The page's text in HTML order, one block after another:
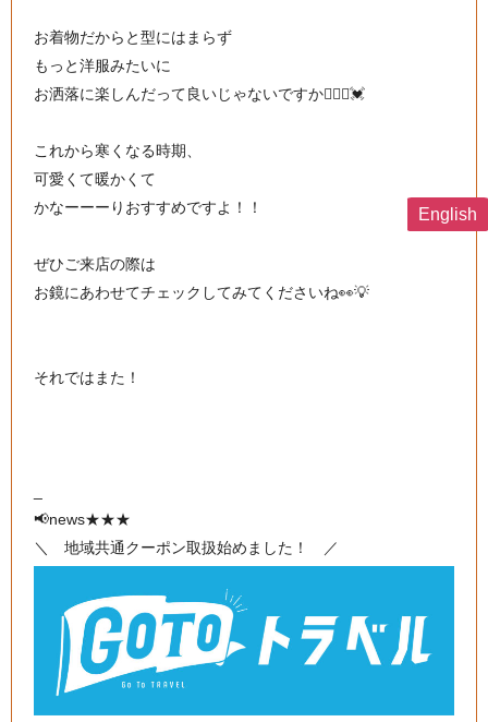
お着物だからと型にはまらず
もっと洋服みたいに
お洒落に楽しんだって良いじゃないですか🙆🏻‍♀️💓
これから寒くなる時期、
可愛くて暖かくて
かなーーーりおすすめですよ！！
ぜひご来店の際は
お鏡にあわせてチェックしてみてくださいね👀💡
それではまた！
📢news★★★
＼ 地域共通クーポン取扱始めました！ ／
English